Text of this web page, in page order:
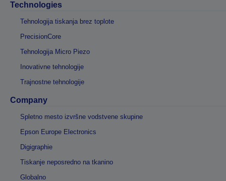
Technologies
Tehnologija tiskanja brez toplote
PrecisionCore
Tehnologija Micro Piezo
Inovativne tehnologije
Trajnostne tehnologije
Company
Spletno mesto izvršne vodstvene skupine
Epson Europe Electronics
Digigraphie
Tiskanje neposredno na tkanino
Globalno